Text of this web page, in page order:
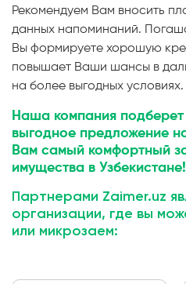
Рекомендуем Вам вносить
данных напоминаний.
Вы формируете хорошую
повышает Ваши шансы в
на более выгодных условиях.
Наша компания
выгодное предложение
Вам самый комфортный
имущества в Узбекистане!
Партнерами Zaimer.uz
организации, где вы
или микрозаем: